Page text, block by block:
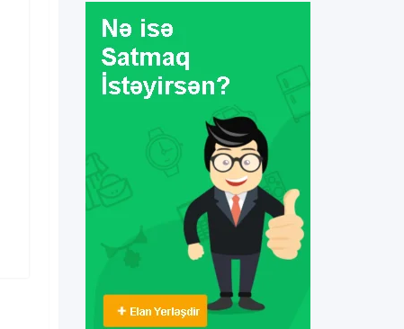
Biznes & Texniki Xidmətlər
bisetka qurulması
3 il əvvəl
361 Dəfə baxılıb